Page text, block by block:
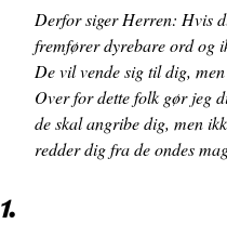
Derfor siger Herren: Hvis
fremfører dyrebare ord og
De vil vende sig til dig,
Over for dette folk gør jeg
de skal angribe dig, men
redder dig fra de ondes
1.